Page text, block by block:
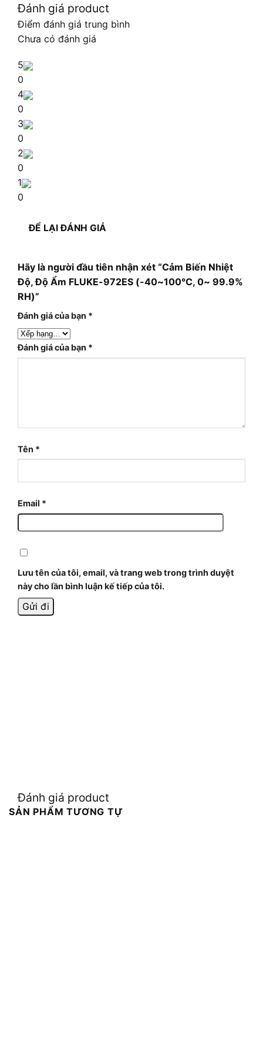
Đánh giá product
Điểm đánh giá trung bình
Chưa có đánh giá
5
0
4
0
3
0
2
0
1
0
ĐỂ LẠI ĐÁNH GIÁ
Hãy là người đầu tiên nhận xét “Cảm Biến Nhiệt
Độ, Độ Ẩm FLUKE-972ES (-40~100°C, 0~ 99.9%
RH)”
Đánh giá của bạn *
Đánh giá của bạn *
Tên *
Email *
Lưu tên của tôi, email, và trang web trong trình duyệt
này cho lần bình luận kế tiếp của tôi.
Đánh giá product
SẢN PHẨM TƯƠNG TỰ